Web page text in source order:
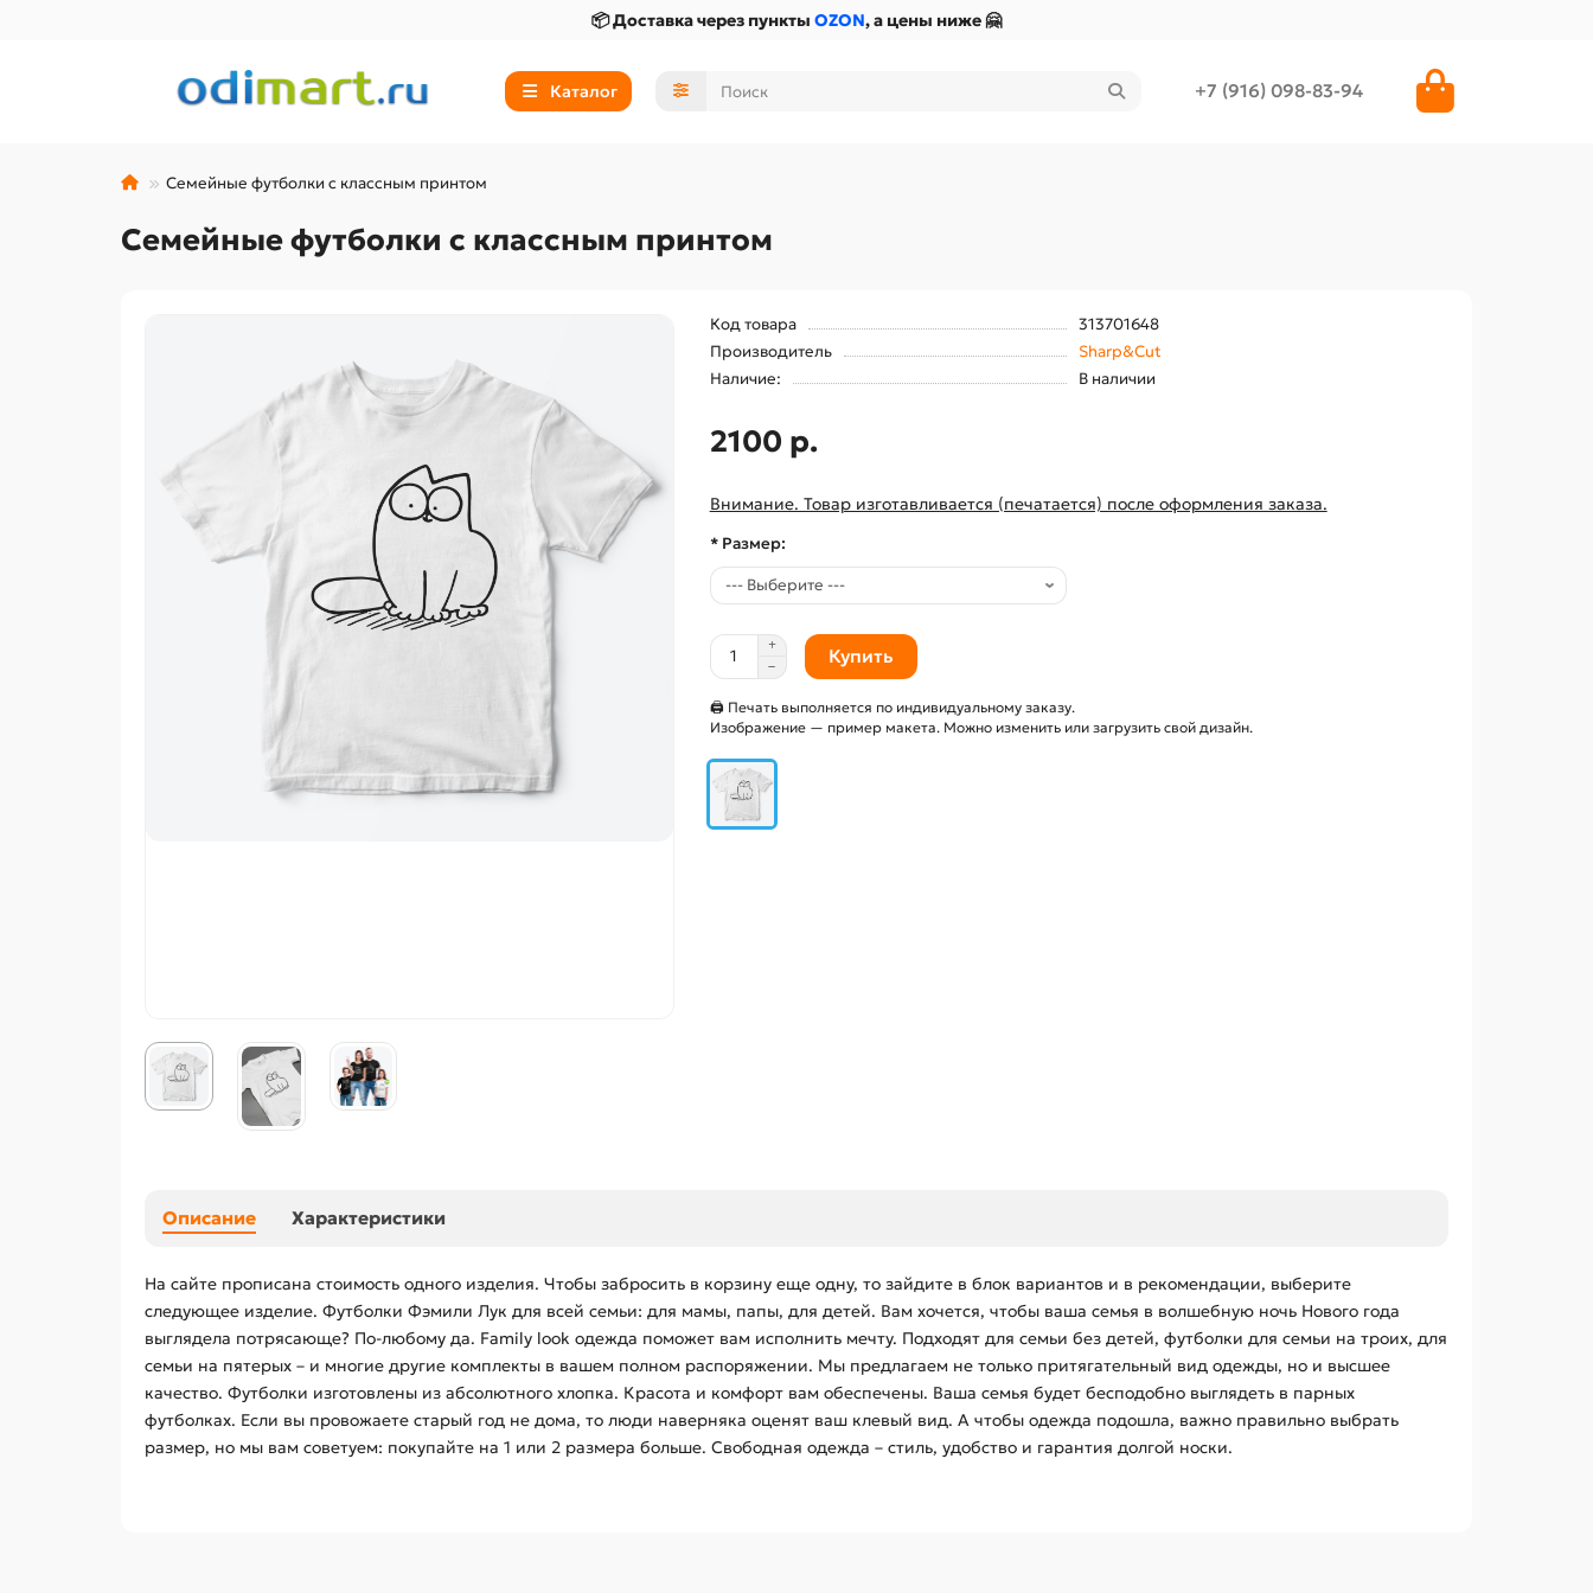
📦 Доставка через пункты OZON, а цены ниже 🤗
Каталог +7 (916) 098-83-94
Семейные футболки с классным принтом
Семейные футболки с классным принтом
Код товара
313701648
Производитель
Sharp&Cut
Наличие:
В наличии
2100 р.
Внимание. Товар изготавливается (печатается) после оформления заказа.
* Размер:
Купить
🖨 Печать выполняется по индивидуальному заказу.
Изображение — пример макета. Можно изменить или загрузить свой дизайн.
Описание Характеристики
На сайте прописана стоимость одного изделия. Чтобы забросить в корзину еще одну, то зайдите в блок вариантов и в рекомендации, выберите
следующее изделие. Футболки Фэмили Лук для всей семьи: для мамы, папы, для детей. Вам хочется, чтобы ваша семья в волшебную ночь Нового года
выглядела потрясающе? По-любому да. Family look одежда поможет вам исполнить мечту. Подходят для семьи без детей, футболки для семьи на троих, для
семьи на пятерых – и многие другие комплекты в вашем полном распоряжении. Мы предлагаем не только притягательный вид одежды, но и высшее
качество. Футболки изготовлены из абсолютного хлопка. Красота и комфорт вам обеспечены. Ваша семья будет бесподобно выглядеть в парных
футболках. Если вы провожаете старый год не дома, то люди наверняка оценят ваш клевый вид. А чтобы одежда подошла, важно правильно выбрать
размер, но мы вам советуем: покупайте на 1 или 2 размера больше. Свободная одежда – стиль, удобство и гарантия долгой носки.